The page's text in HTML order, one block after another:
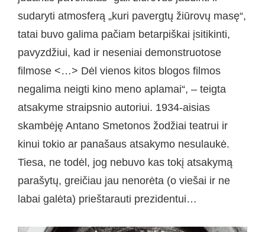
sudaryti atmosferą „kuri pavergtų žiūrovų masę“,
tatai buvo galima pačiam betarpiškai įsitikinti,
pavyzdžiui, kad ir neseniai demonstruotose
filmose <…> Dėl vienos kitos blogos filmos
negalima neigti kino meno aplamai“, – teigta
atsakyme straipsnio autoriui. 1934-aisias
skambėję Antano Smetonos žodžiai teatrui ir
kinui tokio ar panašaus atsakymo nesulaukė.
Tiesa, ne todėl, jog nebuvo kas tokį atsakymą
parašytų, greičiau jau nenorėta (o viešai ir ne
labai galėta) prieštarauti prezidentui…